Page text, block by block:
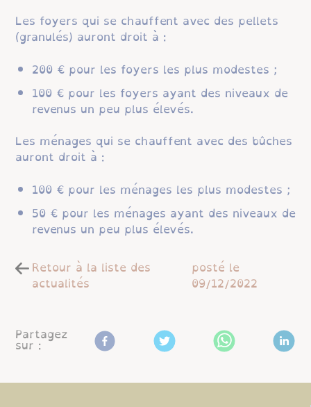
Les foyers qui se chauffent avec des pellets
(granulés) auront droit à :
200 € pour les foyers les plus modestes ;
100 € pour les foyers ayant des niveaux de
revenus un peu plus élevés.
Les ménages qui se chauffent avec des bûches
auront droit à :
100 € pour les ménages les plus modestes ;
50 € pour les ménages ayant des niveaux de
revenus un peu plus élevés.
Retour à la liste des
actualités
posté le
09/12/2022
Partagez
sur :